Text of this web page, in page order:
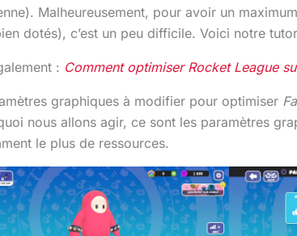
Malheureusement, pour avoir un
dotés), c’est un peu difficile. Voici notre
: Comment optimiser Rocket League
graphiques à modifier pour optimiser
nous allons agir, ce sont les paramètres
le plus de ressources.